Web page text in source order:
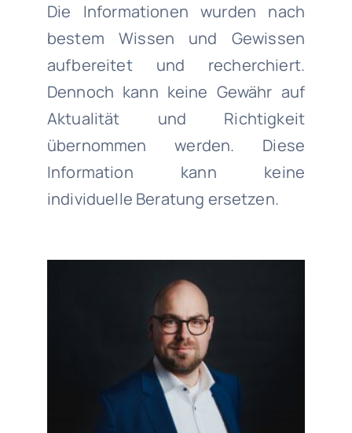
Die Informationen wurden nach
bestem Wissen und Gewissen
aufbereitet und recherchiert.
Dennoch kann keine Gewähr auf
Aktualität und Richtigkeit
übernommen werden. Diese
Information kann keine
individuelle Beratung ersetzen.